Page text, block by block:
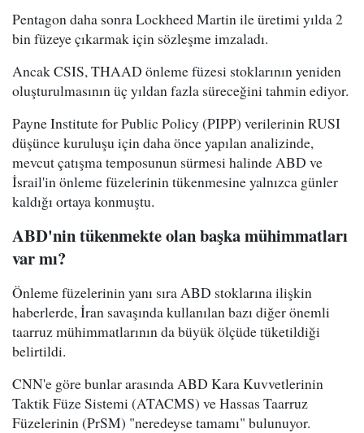
Pentagon daha sonra Lockheed Martin ile üretimi yılda 2
bin füzeye çıkarmak için sözleşme imzaladı.
Ancak CSIS, THAAD önleme füzesi stoklarının yeniden
oluşturulmasının üç yıldan fazla süreceğini tahmin ediyor.
Payne Institute for Public Policy (PIPP) verilerinin RUSI
düşünce kuruluşu için daha önce yapılan analizinde,
mevcut çatışma temposunun sürmesi halinde ABD ve
İsrail'in önleme füzelerinin tükenmesine yalnızca günler
kaldığı ortaya konmuştu.
ABD'nin tükenmekte olan başka mühimmatları
var mı?
Önleme füzelerinin yanı sıra ABD stoklarına ilişkin
haberlerde, İran savaşında kullanılan bazı diğer önemli
taarruz mühimmatlarının da büyük ölçüde tüketildiği
belirtildi.
CNN'e göre bunlar arasında ABD Kara Kuvvetlerinin
Taktik Füze Sistemi (ATACMS) ve Hassas Taarruz
Füzelerinin (PrSM) "neredeyse tamamı" bulunuyor.